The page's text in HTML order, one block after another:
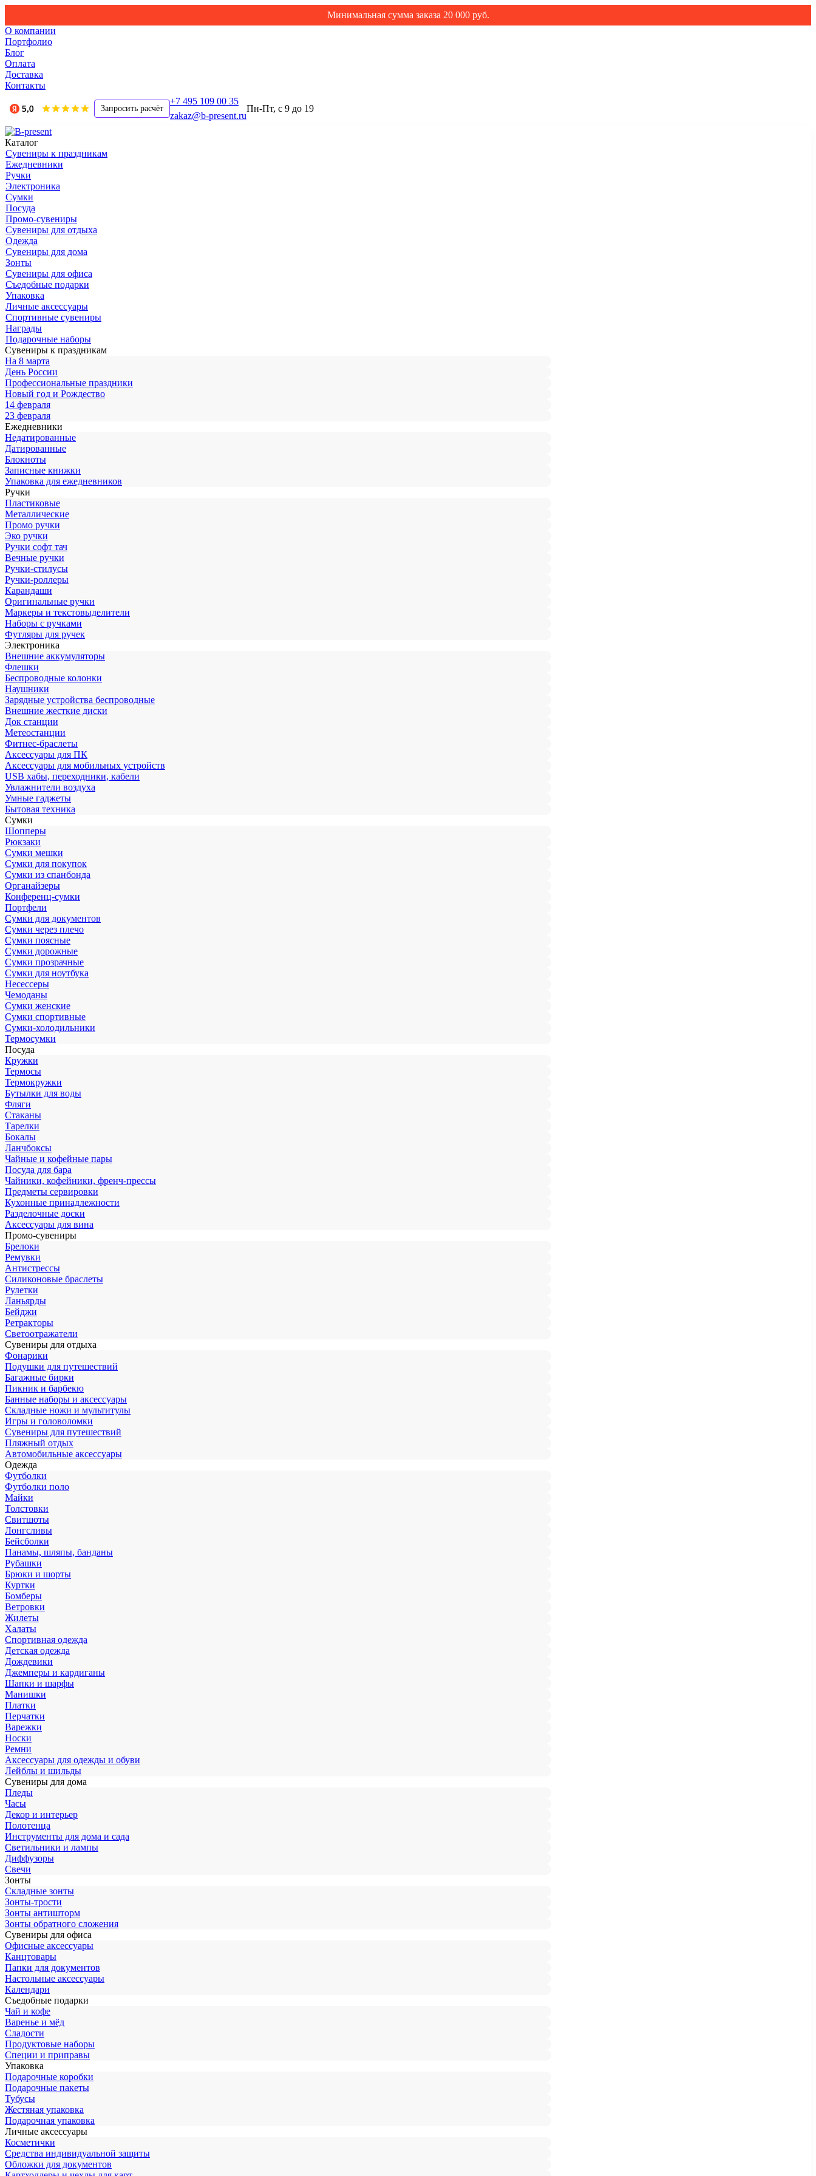
Минимальная сумма заказа 20 000 руб.
О компании
Портфолио
Блог
Оплата
Доставка
Контакты
Запросить расчёт
+7 495 109 00 35
zakaz@b-present.ru
Пн-Пт, с 9 до 19
Каталог
Сувениры к праздникам
Ежедневники
Ручки
Электроника
Сумки
Посуда
Промо-сувениры
Сувениры для отдыха
Одежда
Сувениры для дома
Зонты
Сувениры для офиса
Съедобные подарки
Упаковка
Личные аксессуары
Спортивные сувениры
Награды
Подарочные наборы
Сувениры к праздникам
На 8 марта
День России
Профессиональные праздники
Новый год и Рождество
14 февраля
23 февраля
Ежедневники
Недатированные
Датированные
Блокноты
Записные книжки
Упаковка для ежедневников
Ручки
Пластиковые
Металлические
Промо ручки
Эко ручки
Ручки софт тач
Вечные ручки
Ручки-стилусы
Ручки-роллеры
Карандаши
Оригинальные ручки
Маркеры и текстовыделители
Наборы с ручками
Футляры для ручек
Электроника
Внешние аккумуляторы
Флешки
Беспроводные колонки
Наушники
Зарядные устройства беспроводные
Внешние жесткие диски
Док станции
Метеостанции
Фитнес-браслеты
Аксессуары для ПК
Аксессуары для мобильных устройств
USB хабы, переходники, кабели
Увлажнители воздуха
Умные гаджеты
Бытовая техника
Сумки
Шопперы
Рюкзаки
Сумки мешки
Сумки для покупок
Сумки из спанбонда
Органайзеры
Конференц-сумки
Портфели
Сумки для документов
Сумки через плечо
Сумки поясные
Сумки дорожные
Сумки прозрачные
Сумки для ноутбука
Несессеры
Чемоданы
Сумки женские
Сумки спортивные
Сумки-холодильники
Термосумки
Посуда
Кружки
Термосы
Термокружки
Бутылки для воды
Фляги
Стаканы
Тарелки
Бокалы
Ланчбоксы
Чайные и кофейные пары
Посуда для бара
Чайники, кофейники, френч-прессы
Предметы сервировки
Кухонные принадлежности
Разделочные доски
Аксессуары для вина
Промо-сувениры
Брелоки
Ремувки
Антистрессы
Силиконовые браслеты
Рулетки
Ланьярды
Бейджи
Ретракторы
Светоотражатели
Сувениры для отдыха
Фонарики
Подушки для путешествий
Багажные бирки
Пикник и барбекю
Банные наборы и аксессуары
Складные ножи и мультитулы
Игры и головоломки
Сувениры для путешествий
Пляжный отдых
Автомобильные аксессуары
Одежда
Футболки
Футболки поло
Майки
Толстовки
Свитшоты
Лонгсливы
Бейсболки
Панамы, шляпы, банданы
Рубашки
Брюки и шорты
Куртки
Бомберы
Ветровки
Жилеты
Халаты
Спортивная одежда
Детская одежда
Дождевики
Джемперы и кардиганы
Шапки и шарфы
Манишки
Платки
Перчатки
Варежки
Носки
Ремни
Аксессуары для одежды и обуви
Лейблы и шильды
Сувениры для дома
Пледы
Часы
Декор и интерьер
Полотенца
Инструменты для дома и сада
Светильники и лампы
Диффузоры
Свечи
Зонты
Складные зонты
Зонты-трости
Зонты антишторм
Зонты обратного сложения
Сувениры для офиса
Офисные аксессуары
Канцтовары
Папки для документов
Настольные аксессуары
Календари
Съедобные подарки
Чай и кофе
Варенье и мёд
Сладости
Продуктовые наборы
Специи и приправы
Упаковка
Подарочные коробки
Подарочные пакеты
Тубусы
Жестяная упаковка
Подарочная упаковка
Личные аксессуары
Косметички
Средства индивидуальной защиты
Обложки для документов